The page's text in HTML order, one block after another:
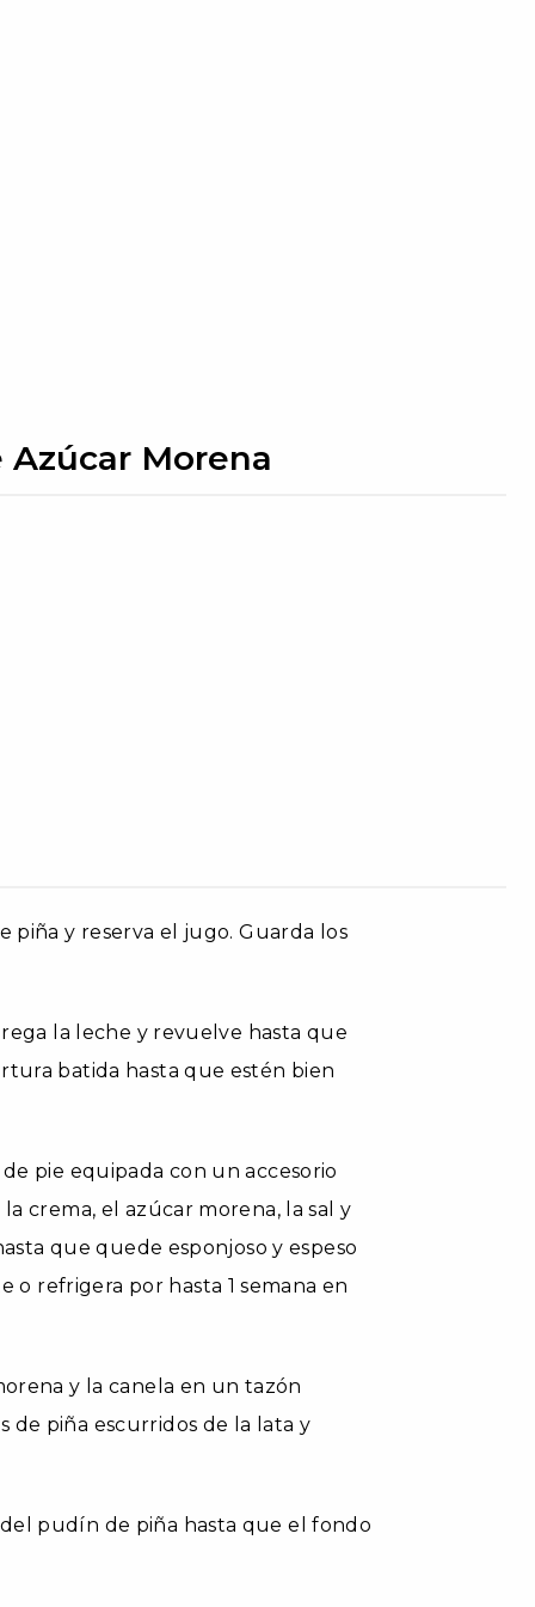
Morena
piña y reserva el jugo. Guarda los
la leche y revuelve hasta que
batida hasta que estén bien
pie equipada con un accesorio
crema, el azúcar morena, la sal y
que quede esponjoso y espeso
o refrigera por hasta 1 semana en
y la canela en un tazón
de piña escurridos de la lata y
pudín de piña hasta que el fondo